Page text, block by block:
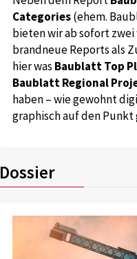
Categories(ehem.
bieten wir ab sofort
brandneue Reports als
hier was Baublatt Top
Baublatt Regional
haben – wie gewohnt
graphisch auf den Punkt
Dossier